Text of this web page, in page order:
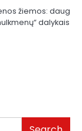
žiemos: daug
dalykais